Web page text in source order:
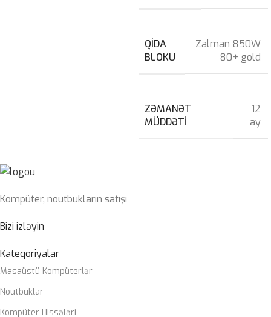
QIDA
BLOKU
Zalman 850W
80+ gold
ZƏMANƏT
MÜDDƏTI
12
ay
Kompüter, noutbukların satışı
Bizi izləyin
Kateqoriyalar
Masaüstü Kompüterlər
Noutbuklar
Kompüter Hissələri